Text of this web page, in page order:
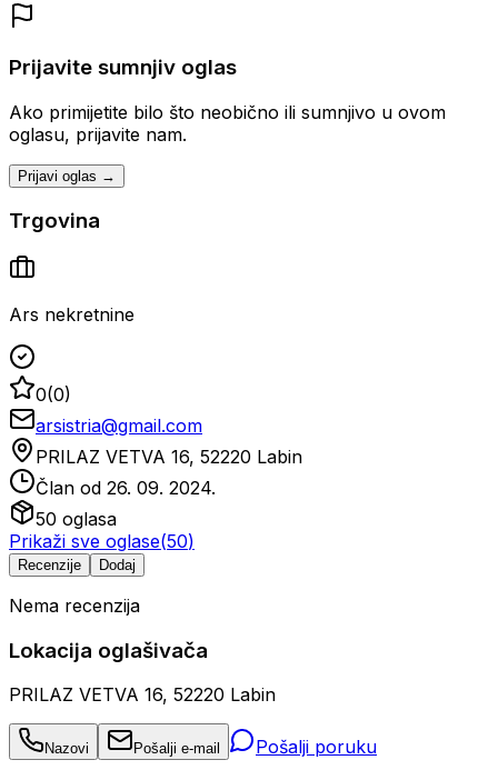
Prijavite sumnjiv oglas
Ako primijetite bilo što neobično ili sumnjivo u ovom
oglasu, prijavite nam.
Prijavi oglas →
Trgovina
Ars nekretnine
0(0)
arsistria@gmail.com
PRILAZ VETVA 16, 52220 Labin
Član od 26. 09. 2024.
50 oglasa
Prikaži sve oglase(50)
Recenzije Dodaj
Nema recenzija
Lokacija oglašivača
PRILAZ VETVA 16, 52220 Labin
Nazovi Pošalji e-mail Pošalji poruku